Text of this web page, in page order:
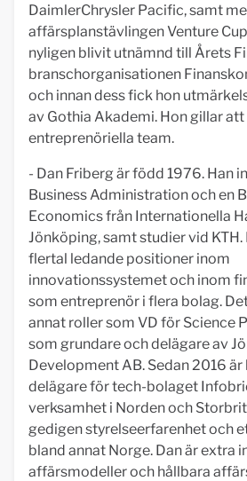
DaimlerChrysler Pacific, samt
affärsplanstävlingen Venture
nyligen blivit utnämnd till Årets
branschorganisationen
och innan dess fick hon
av Gothia Akademi. Hon gillar
entreprenöriella team.
- Dan Friberg är född 1976. Han
Business Administration och en
Economics från Internationella
Jönköping, samt studier vid
flertal ledande positioner inom
innovationssystemet och inom
som entreprenör i flera bolag.
annat roller som VD för Science
som grundare och delägare av
Development AB. Sedan 2016 är
delägare för tech-bolaget
verksamhet i Norden och
gedigen styrelseerfarenhet och
bland annat Norge. Dan är extra
affärsmodeller och hållbara